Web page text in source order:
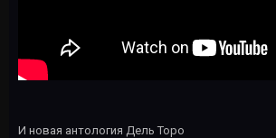
И новая антология Дель Торо